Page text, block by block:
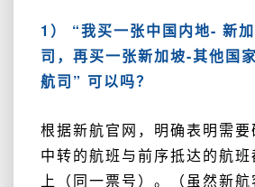
1） “我买一张中国内地- 新
司，再买一张新加坡-其他国
航司” 可以吗？
根据新航官网，明确表明需
中转的航班与前序抵达的航
上（同一票号）。（虽然新